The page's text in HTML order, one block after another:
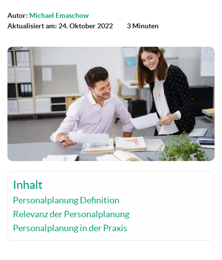
Autor: Michael Emaschow
Aktualisiert am: 24. Oktober 2022
3 Minuten
Inhalt
Personalplanung Definition
Relevanz der Personalplanung
Personalplanung in der Praxis